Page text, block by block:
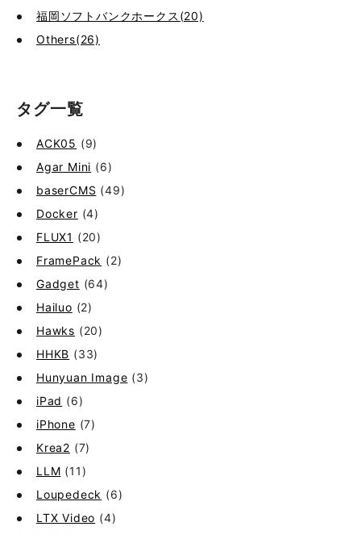
福岡ソフトバンクホークス(20)
Others(26)
タグ一覧
ACK05 (9)
Agar Mini (6)
baserCMS (49)
Docker (4)
FLUX1 (20)
FramePack (2)
Gadget (64)
Hailuo (2)
Hawks (20)
HHKB (33)
Hunyuan Image (3)
iPad (6)
iPhone (7)
Krea2 (7)
LLM (11)
Loupedeck (6)
LTX Video (4)